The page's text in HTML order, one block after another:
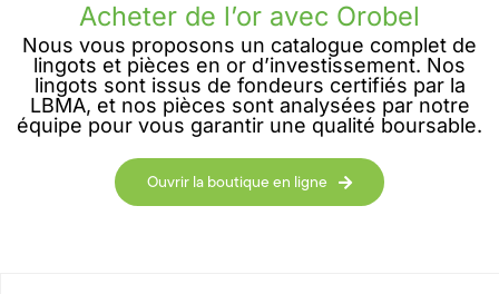
Acheter de l’or avec Orobel
Nous vous proposons un catalogue complet de
lingots et pièces en or d’investissement. Nos
lingots sont issus de fondeurs certifiés par la
LBMA, et nos pièces sont analysées par notre
équipe pour vous garantir une qualité boursable.
Ouvrir la boutique en ligne